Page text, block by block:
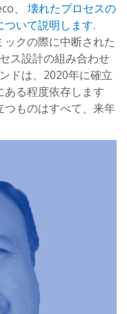
、 壊れたプロセスの
いて説明します.
ックの際に中断された
ス設計の組み合わせ
ドは、2020年に確立
ある程度依存します
ものはすべて、来年